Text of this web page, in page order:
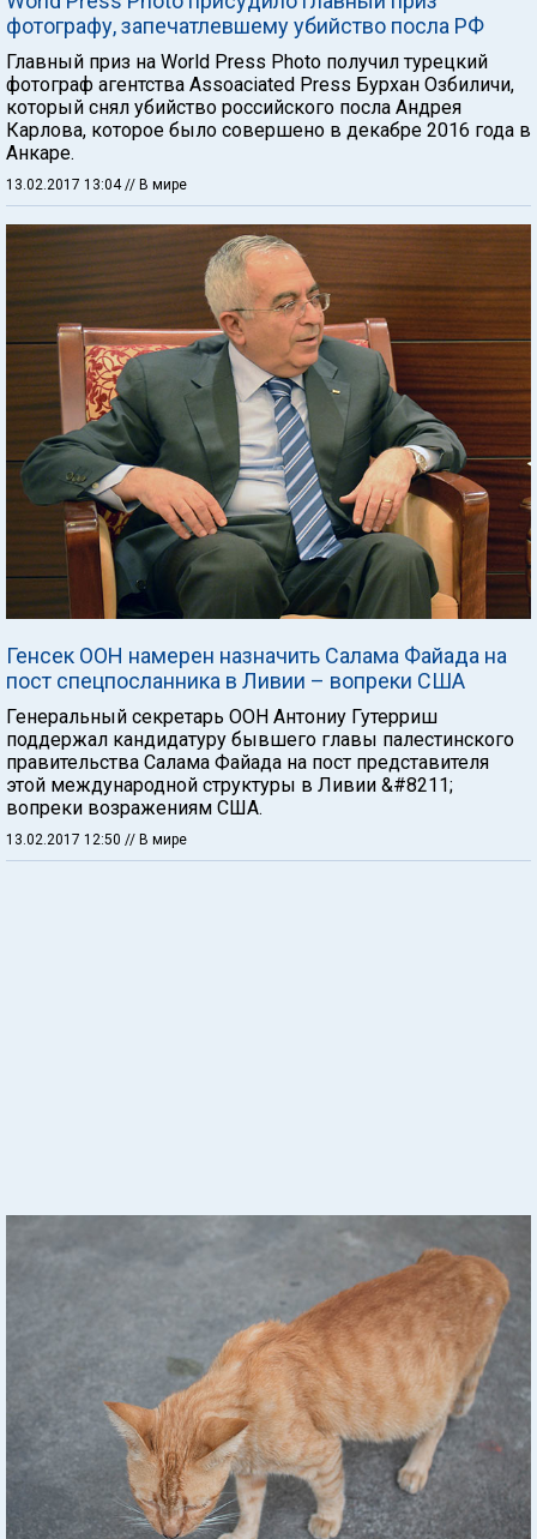
фотографу, запечатлевшему убийство посла РФ
Главный приз на World Press Photo получил турецкий
фотограф агентства Assoaciated Press Бурхан Озбиличи,
который снял убийство российского посла Андрея
Карлова, которое было совершено в декабре 2016 года в
Анкаре.
13.02.2017 13:04// В мире
Генсек ООН намерен назначить Салама Файада на
пост спецпосланника в Ливии – вопреки США
Генеральный секретарь ООН Антониу Гутерриш
поддержал кандидатуру бывшего главы палестинского
правительства Салама Файада на пост представителя
этой международной структуры в Ливии &#8211;
вопреки возражениям США.
13.02.2017 12:50 // В мире